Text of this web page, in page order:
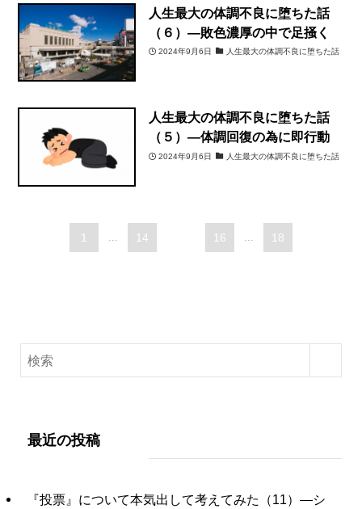
人生最大の体調不良に堕ちた話
（６）―敗色濃厚の中で足掻く
2024年9月6日 人生最大の体調不良に堕ちた話
人生最大の体調不良に堕ちた話
（５）―体調回復の為に即行動
2024年9月6日 人生最大の体調不良に堕ちた話
1 14 16 18
最近の投稿
『投票』について本気出して考えてみた（11）―シ